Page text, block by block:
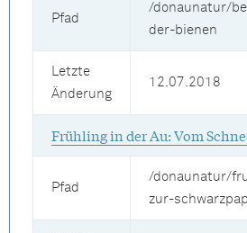
Pfad
/donaunatur/
der-bienen
Letzte
Änderung
12.07.2018
Frühling in der Au: Vom
Pfad
/donaunatur/
zur-